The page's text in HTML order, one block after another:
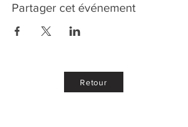
Partager cet événement
Retour